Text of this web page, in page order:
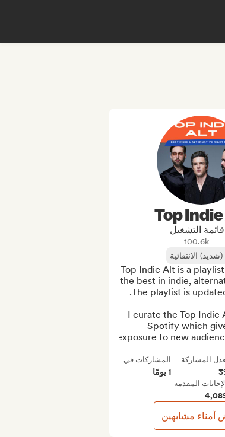
Top
التشغيل
100.6k
(شديد) الانتقائية
Top Indie Alt is a
the best in indie,
I curate the Top Indie
Spotify which
exposure to new
المشاركة المشاركات في
1 يومًا
الإجابات المقدمة
أمناء مشابهين